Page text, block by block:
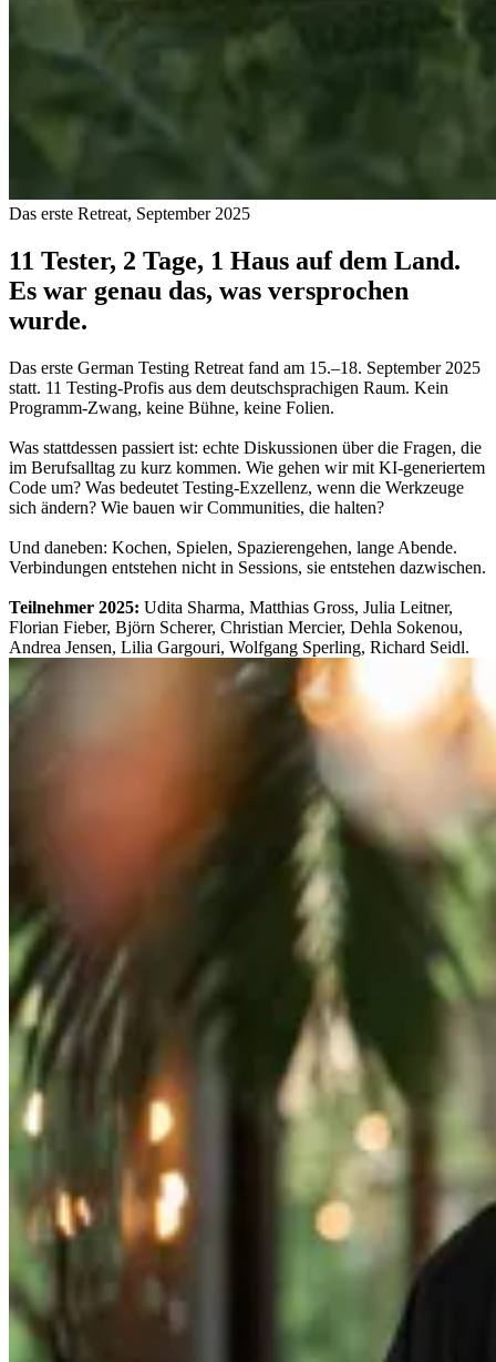
Das erste Retreat, September 2025
11 Tester, 2 Tage, 1 Haus auf dem Land.
Es war genau das, was versprochen
wurde.
Das erste German Testing Retreat fand am 15.–18. September 2025
statt. 11 Testing-Profis aus dem deutschsprachigen Raum. Kein
Programm-Zwang, keine Bühne, keine Folien.
Was stattdessen passiert ist: echte Diskussionen über die Fragen, die
im Berufsalltag zu kurz kommen. Wie gehen wir mit KI-generiertem
Code um? Was bedeutet Testing-Exzellenz, wenn die Werkzeuge
sich ändern? Wie bauen wir Communities, die halten?
Und daneben: Kochen, Spielen, Spazierengehen, lange Abende.
Verbindungen entstehen nicht in Sessions, sie entstehen dazwischen.
Teilnehmer 2025: Udita Sharma, Matthias Gross, Julia Leitner,
Florian Fieber, Björn Scherer, Christian Mercier, Dehla Sokenou,
Andrea Jensen, Lilia Gargouri, Wolfgang Sperling, Richard Seidl.